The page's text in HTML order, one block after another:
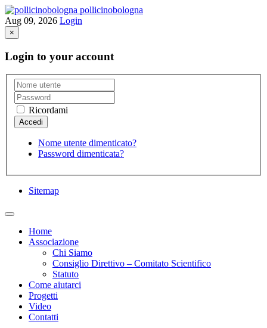
pollicinobologna
Aug 09, 2026 Login
×
Login to your account
Ricordami
Nome utente dimenticato?
Password dimenticata?
Sitemap
Home
Associazione
Chi Siamo
Consiglio Direttivo – Comitato Scientifico
Statuto
Come aiutarci
Progetti
Video
Contatti